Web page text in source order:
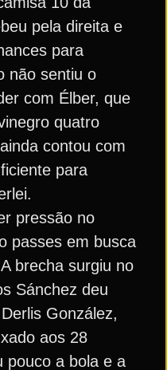
pela direita e
para
não sentiu o
com Élber, que
quatro
contou com
para
pressão no
passes em busca
brecha surgiu no
Sánchez deu
González,
aos 28
pouco a bola e a